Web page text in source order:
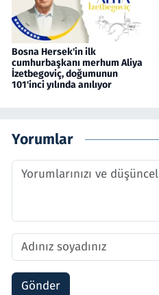
Bosna Hersek'in ilk
cumhurbaşkanı merhum Aliya
İzetbegoviç, doğumunun
101'inci yılında anılıyor
Yorumlar
Gönder